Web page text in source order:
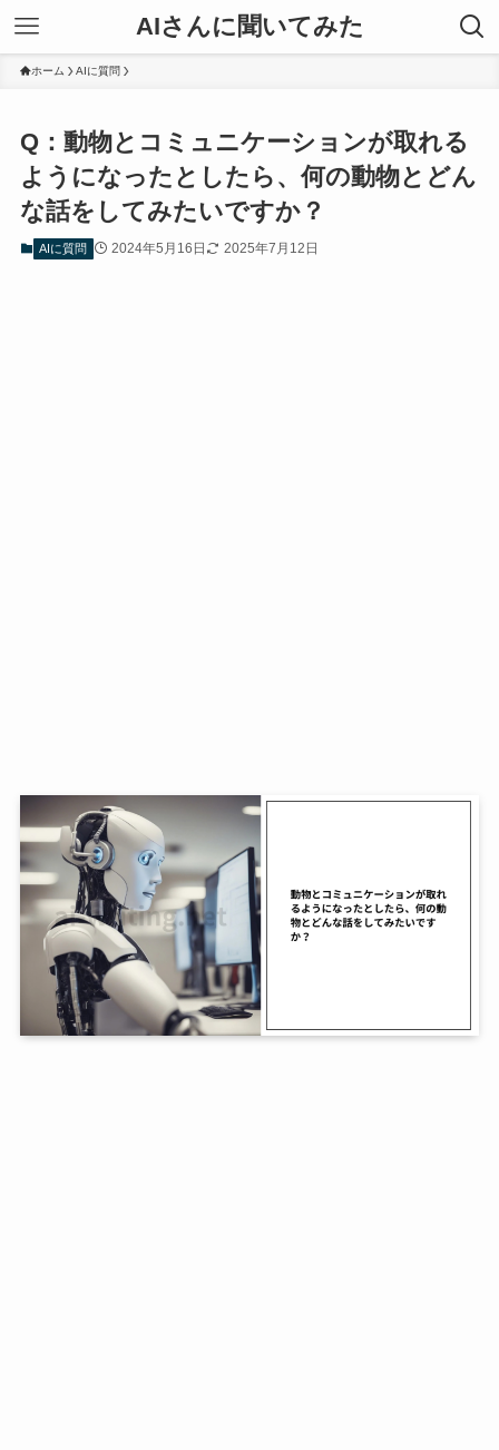
AIさんに聞いてみた
ホーム AIに質問
Q：動物とコミュニケーションが取れる
ようになったとしたら、何の動物とどん
な話をしてみたいですか？
AIに質問 2024年5月16日 2025年7月12日